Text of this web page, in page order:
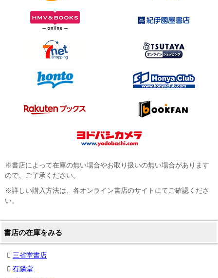
※書店によって在庫の無い場合やお取り扱いの無い場合があります
ので、ご了承ください。
※詳しい購入方法は、各オンライン書店のサイトにてご確認くださ
い。
書店の在庫をみる
三省堂書店
有隣堂